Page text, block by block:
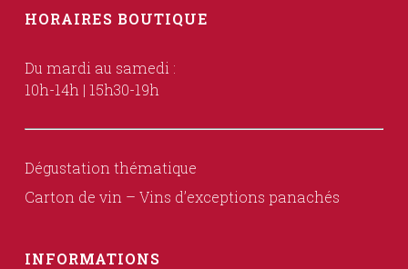
HORAIRES BOUTIQUE
Du mardi au samedi :
10h-14h | 15h30-19h
Dégustation thématique
Carton de vin – Vins d’exceptions panachés
INFORMATIONS